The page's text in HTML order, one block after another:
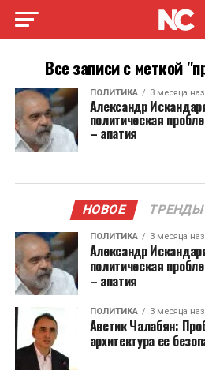
Все записи с меткой
ПОЛИТИКА 3 месяца
Александр
политическая
– апатия
НОВОЕ ТРЕНДЫ
ПОЛИТИКА 3 месяца
Александр
политическая
– апатия
ПОЛИТИКА 3 месяца
Аветик Чалабян:
архитектура ее